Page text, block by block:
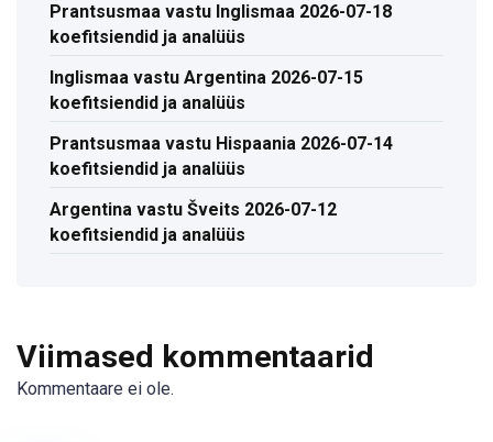
Prantsusmaa vastu Inglismaa 2026-07-18
koefitsiendid ja analüüs
Inglismaa vastu Argentina 2026-07-15
koefitsiendid ja analüüs
Prantsusmaa vastu Hispaania 2026-07-14
koefitsiendid ja analüüs
Argentina vastu Šveits 2026-07-12
koefitsiendid ja analüüs
Viimased kommentaarid
Kommentaare ei ole.